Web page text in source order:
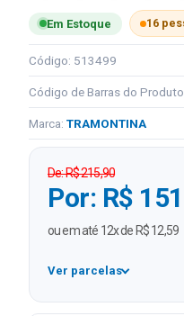
Em Estoque 16
Código: 513499
Código de Barras do
Marca: TRAMONTINA
De: R$ 215,90
Por: R$
ou em até 12x de R$ 12,59
Ver parcelas
1x